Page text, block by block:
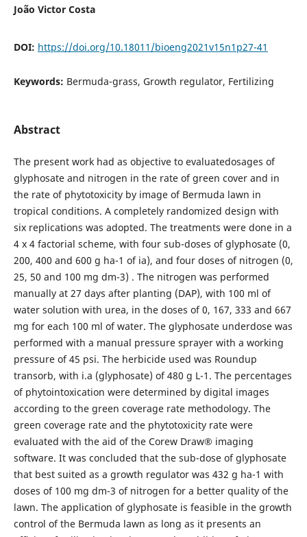
João Victor Costa
DOI: https://doi.org/10.18011/bioeng2021v15n1p27-41
Keywords: Bermuda-grass, Growth regulator, Fertilizing
Abstract
The present work had as objective to evaluatedosages of
glyphosate and nitrogen in the rate of green cover and in
the rate of phytotoxicity by image of Bermuda lawn in
tropical conditions. A completely randomized design with
six replications was adopted. The treatments were done in a
4 x 4 factorial scheme, with four sub-doses of glyphosate (0,
200, 400 and 600 g ha-1 of ia), and four doses of nitrogen (0,
25, 50 and 100 mg dm-3) . The nitrogen was performed
manually at 27 days after planting (DAP), with 100 ml of
water solution with urea, in the doses of 0, 167, 333 and 667
mg for each 100 ml of water. The glyphosate underdose was
performed with a manual pressure sprayer with a working
pressure of 45 psi. The herbicide used was Roundup
transorb, with i.a (glyphosate) of 480 g L-1. The percentages
of phytointoxication were determined by digital images
according to the green coverage rate methodology. The
green coverage rate and the phytotoxicity rate were
evaluated with the aid of the Corew Draw® imaging
software. It was concluded that the sub-dose of glyphosate
that best suited as a growth regulator was 432 g ha-1 with
doses of 100 mg dm-3 of nitrogen for a better quality of the
lawn. The application of glyphosate is feasible in the growth
control of the Bermuda lawn as long as it presents an